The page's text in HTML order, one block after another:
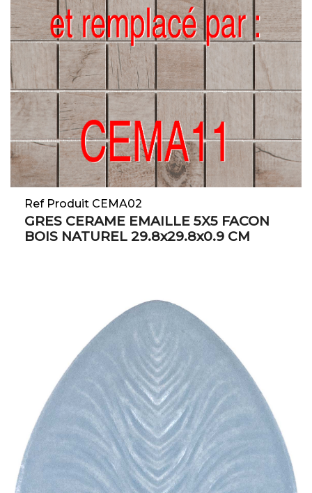
Ref Produit CEMA02
GRES CERAME EMAILLE 5X5 FACON
BOIS NATUREL 29.8x29.8x0.9 CM